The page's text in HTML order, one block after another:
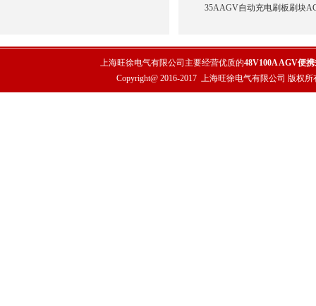
35AAGV自动充电刷板刷块
上海旺徐电气有限公司主要经营优质的48V100A AGV便
Copyright@ 2016-2017 上海旺徐电气有限公司 版权